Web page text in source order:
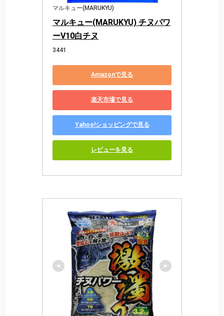
マルキュー(MARUKYU)
マルキュー(MARUKYU) チヌパワ
ーV10白チヌ
3441
Amazonで見る
楽天市場で見る
Yahoo!ショッピングで見る
レビューを見る